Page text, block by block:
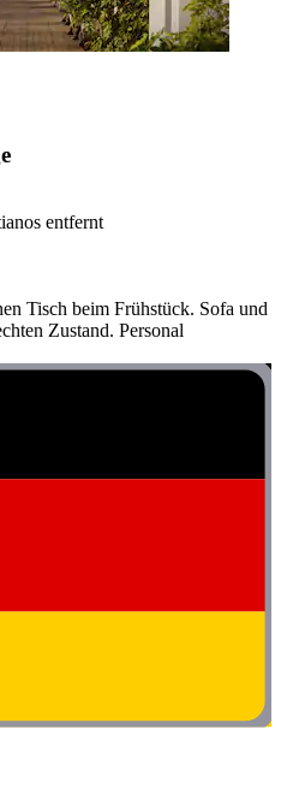
entfernt
Tisch beim Frühstück. Sofa und
Zustand. Personal